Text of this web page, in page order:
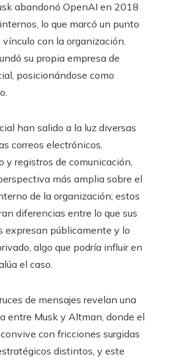
abandonó OpenAI en 2018
lo que marcó un punto
con la organización.
su propia empresa de
posicionándose como
han salido a la luz diversas
correos electrónicos,
y registros de comunicación,
más amplia sobre el
de la organización; estos
diferencias entre lo que sus
expresan públicamente y lo
algo que podría influir en
el caso.
de mensajes revelan una
entre Musk y Altman, donde el
con fricciones surgidas
distintos, y este